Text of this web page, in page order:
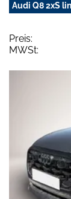
Audi Q8 2xS
Preis:
MWSt: